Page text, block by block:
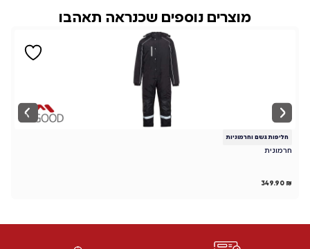
מוצרים נוספים שכנראה תאהבו
חליפות גשם וחרמוניות
חרמונית
349.90 ₪